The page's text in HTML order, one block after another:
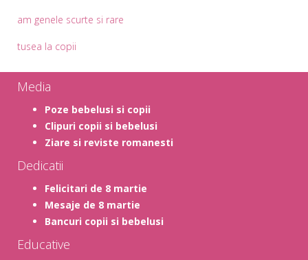
am genele scurte si rare
tusea la copii
Media
Poze bebelusi si copii
Clipuri copii si bebelusi
Ziare si reviste romanesti
Dedicatii
Felicitari de 8 martie
Mesaje de 8 martie
Bancuri copii si bebelusi
Educative